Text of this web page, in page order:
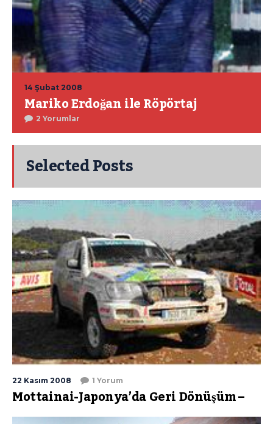
14 Şubat 2008
Mariko Erdoğan ile Röpörtaj
2 Yorumlar
Selected Posts
22 Kasım 2008 1 Yorum
Mottainai-Japonya’da Geri Dönüşüm –